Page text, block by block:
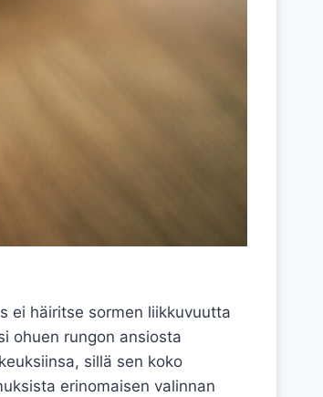
ei häiritse sormen liikkuvuutta
ohuen rungon ansiosta
sillä sen koko
erinomaisen valinnan